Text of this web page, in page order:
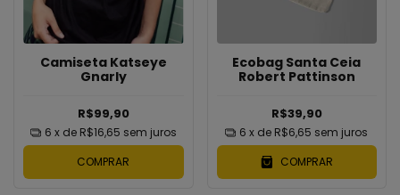
Camiseta Katseye
Gnarly
R$99,90
6 x de R$16,65 sem juros
COMPRAR
Ecobag Santa Ceia
Robert Pattinson
R$39,90
6 x de R$6,65 sem juros
COMPRAR